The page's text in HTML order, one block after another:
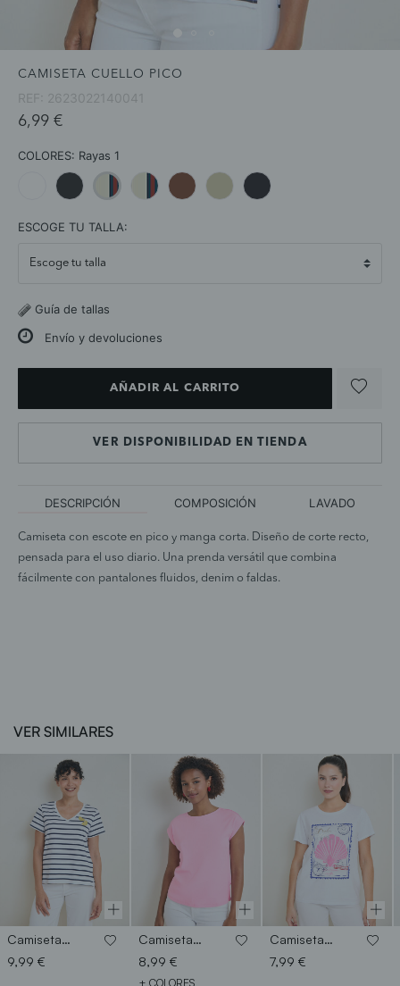
CAMISETA CUELLO PICO
REF: 2623022140041
6,99 €
COLORES: Rayas 1
ESCOGE TU TALLA:
Guía de tallas
Envío y devoluciones
AÑADIR AL CARRITO
VER DISPONIBILIDAD EN TIENDA
DESCRIPCIÓN COMPOSICIÓN LAVADO
Camiseta con escote en pico y manga corta. Diseño de corte recto,
pensada para el uso diario. Una prenda versátil que combina
fácilmente con pantalones fluidos, denim o faldas.
VER SIMILARES
Camiseta limones brillantes
9,99 €
Camiseta hombro caido
8,99 €
+ COLORES
Camiseta sello verano
7,99 €